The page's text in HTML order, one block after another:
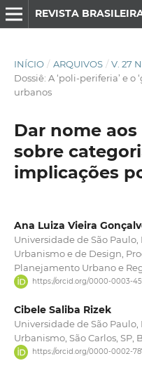
INÍCIO / ARQUIVOS / V. 27
Dossiê: A ‘poli-periferia’ e o
urbanos
Dar nome
sobre
implicações
Ana Luiza Vieira
Universidade de São
Urbanismo e de Design,
Planejamento Urbano e
https://orcid.org/0000-0003-
Cibele Saliba Rizek
Universidade de São
Urbanismo, São Carlos, SP,
https://orcid.org/0000-0002-